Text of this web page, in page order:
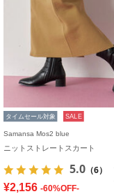
タイムセール対象 SALE
Samansa Mos2 blue
ニットストレートスカート
5.0 （6）
¥2,156 -60%OFF-